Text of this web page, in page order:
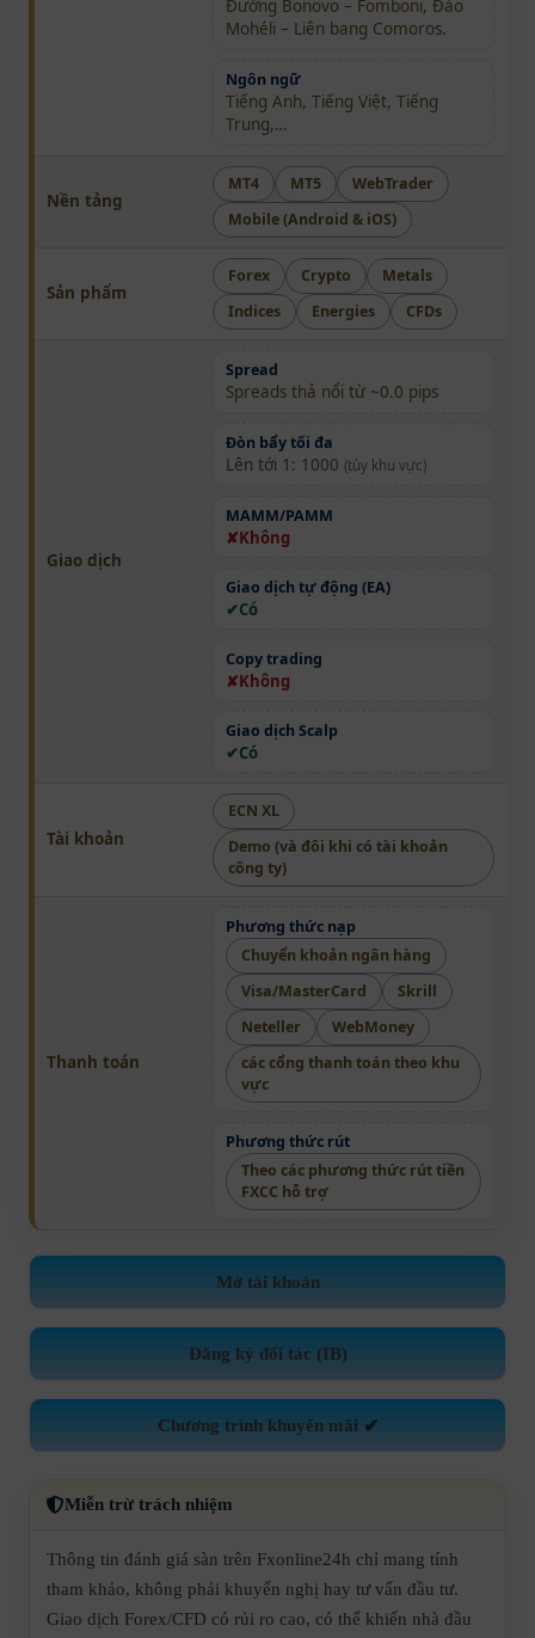
Đường Bonovo – Fomboni, Đảo
Mohéli – Liên bang Comoros.
Ngôn ngữ
Tiếng Anh, Tiếng Việt, Tiếng
Trung,…
Nền tảng
MT4 MT5
WebTrader
Mobile (Android & iOS)
Sản phẩm
Forex Crypto
Metals
Indices
Energies CFDs
Giao dịch
Spread
Spreads thả nổi từ ~0.0 pips
Đòn bẩy tối đa
Lên tới 1: 1000 (tùy khu vực)
MAMM/PAMM
Không
Giao dịch tự động (EA)
Có
Copy trading
Không
Giao dịch Scalp
Có
Tài khoản
ECN XL
Demo (và đôi khi có tài khoản
công ty)
Thanh toán
Phương thức nạp
Chuyển khoản ngân hàng
Visa/MasterCard
Skrill
Neteller
WebMoney
các cổng thanh toán theo khu
vực
Phương thức rút
Theo các phương thức rút tiền
FXCC hỗ trợ
Mở tài khoản
Đăng ký đối tác (IB)
Chương trình khuyến mãi ✔
Miễn trừ trách nhiệm
Thông tin đánh giá sàn trên Fxonline24h chỉ mang tính
tham khảo, không phải khuyến nghị hay tư vấn đầu tư.
Giao dịch Forex/CFD có rủi ro cao, có thể khiến nhà đầu